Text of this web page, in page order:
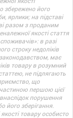
збережено його
ярлики; на підставі
разом з проданим
якості стаття
в разі
строку недоліків
має
товару в розумний
не підлягають
що
першою цієї
порушення
його зберігання.
товару особисто